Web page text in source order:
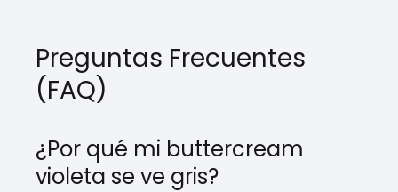
Preguntas Frecuentes
(FAQ)
¿Por qué mi buttercream
violeta se ve gris?